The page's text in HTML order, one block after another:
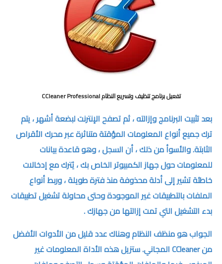
تفعيل برنامج تنظيف وتسريع النظام CCleaner Professional
بعد تثبيت البرنامج وإزالته ، ثم تصفح الإنترنت لبضعة أشهر ، يتم
ترك جميع أنواع المعلومات المؤقتة متناثرة عبر محرك الأقراص
الثابتة. والأسوأ من ذلك ، أن السجل ، وهو قاعدة بيانات
للمعلومات حول جهاز الكمبيوتر الخاص بك ، يُترك مع إدخالات
خاطئة تشير إلى أدلة محذوفة منذ فترة طويلة ، وربط أنواع
الملفات بالتطبيقات غير الموجودة وحتى محاولة تشغيل تطبيقات
بدء التشغيل التي تمت إزالتها من جهازك .
الجواب هو منظف النظام وهناك عدد قليل من الأدوات الأفضل
من CCleaner المجاني. ستزيل هذه الأداة المعلومات غير